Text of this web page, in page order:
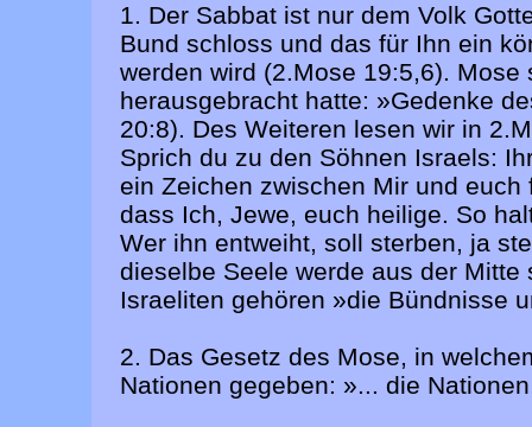
1. Der Sabbat ist nur dem Volk
Bund schloss und das für Ihn ein
werden wird (2.Mose 19:5,6).
herausgebracht hatte: »Gedenke
20:8). Des Weiteren lesen wir in
Sprich du zu den Söhnen Israels:
ein Zeichen zwischen Mir und
dass Ich, Jewe, euch heilige. So
Wer ihn entweiht, soll sterben, ja
dieselbe Seele werde aus der
Israeliten gehören »die Bündnisse
2. Das Gesetz des Mose, in
Nationen gegeben: »... die